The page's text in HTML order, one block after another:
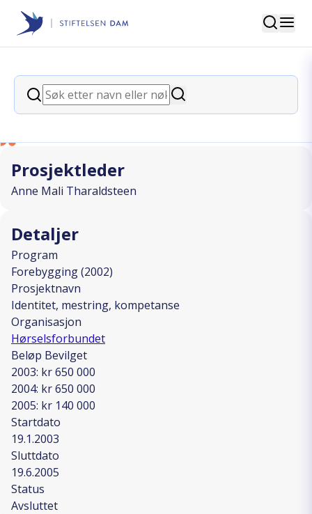
Stiftelsen Dam
Søk
Søk
Søk
back
Identitet, mestring, kompetanse
Prosjektleder
Anne Mali Tharaldsteen
Detaljer
Program
Forebygging (2002)
Prosjektnavn
Identitet, mestring, kompetanse
Organisasjon
Hørselsforbundet
Beløp Bevilget
2003: kr 650 000
2004: kr 650 000
2005: kr 140 000
Startdato
19.1.2003
Sluttdato
19.6.2005
Status
Avsluttet